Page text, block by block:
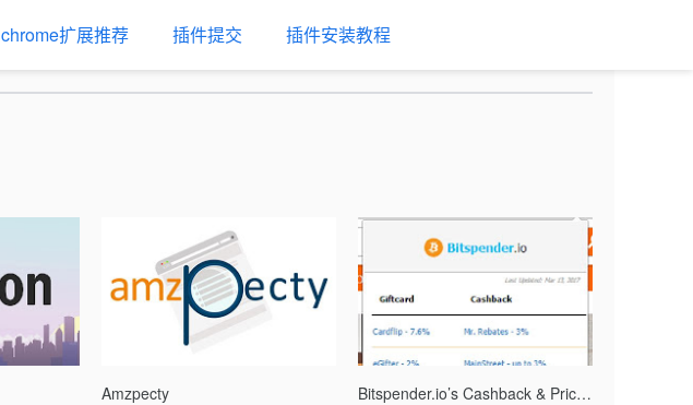
chrome扩展推荐 插件提交 插件安装教程
Amzpecty Bitspender.io’s Cashback & Price Tracker